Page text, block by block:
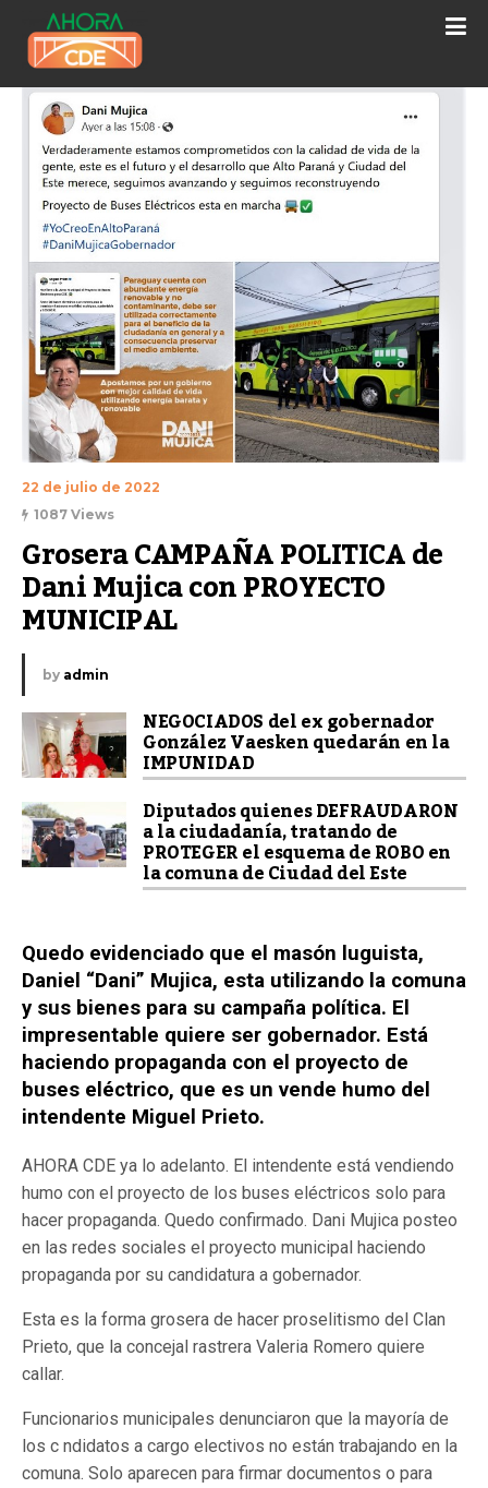
22 de julio de 2022
1087 Views
Grosera CAMPAÑA POLITICA de
Dani Mujica con PROYECTO
MUNICIPAL
by admin
NEGOCIADOS del ex gobernador
González Vaesken quedarán en la
IMPUNIDAD
Diputados quienes DEFRAUDARON
a la ciudadanía, tratando de
PROTEGER el esquema de ROBO en
la comuna de Ciudad del Este
Quedo evidenciado que el masón luguista,
Daniel “Dani” Mujica, esta utilizando la comuna
y sus bienes para su campaña política. El
impresentable quiere ser gobernador. Está
haciendo propaganda con el proyecto de
buses eléctrico, que es un vende humo del
intendente Miguel Prieto.
AHORA CDE ya lo adelanto. El intendente está vendiendo
humo con el proyecto de los buses eléctricos solo para
hacer propaganda. Quedo confirmado. Dani Mujica posteo
en las redes sociales el proyecto municipal haciendo
propaganda por su candidatura a gobernador.
Esta es la forma grosera de hacer proselitismo del Clan
Prieto, que la concejal rastrera Valeria Romero quiere
callar.
Funcionarios municipales denunciaron que la mayoría de
los c ndidatos a cargo electivos no están trabajando en la
comuna. Solo aparecen para firmar documentos o para